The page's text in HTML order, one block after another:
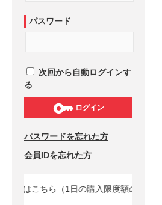
パスワード
次回から自動ログインす
る
ログイン
パスワードを忘れた方
会員IDを忘れた方
こちら（1日の購入限度額の設定）↓